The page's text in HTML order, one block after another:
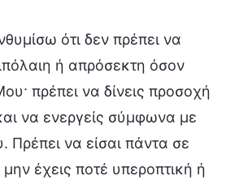
ότι δεν πρέπει να
ή απρόσεκτη όσον
πρέπει να δίνεις προσοχή
να ενεργείς σύμφωνα με
Πρέπει να είσαι πάντα σε
έχεις ποτέ υπεροπτική ή